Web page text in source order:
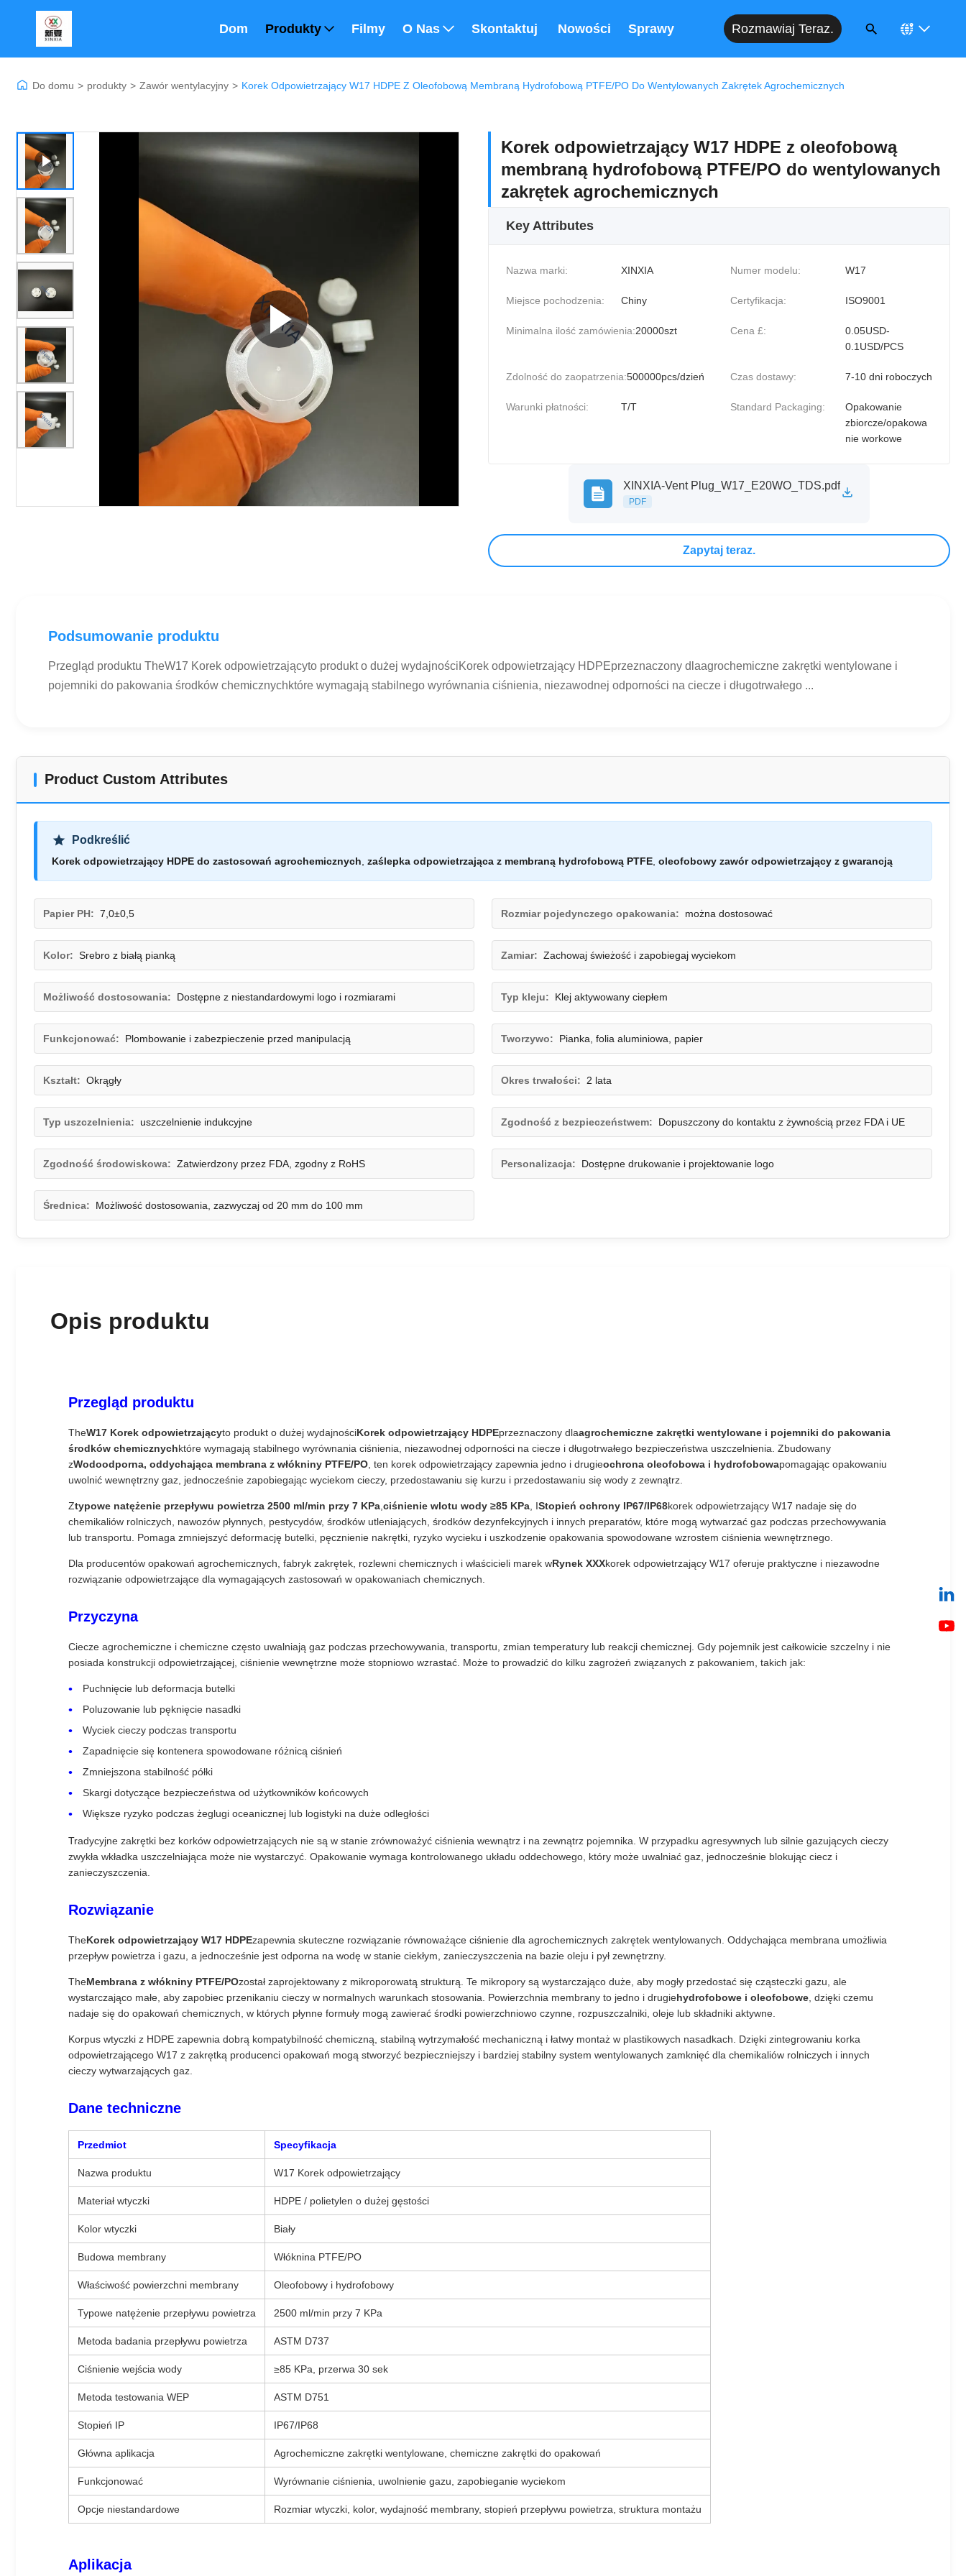
Dom Produkty Filmy O Nas Skontaktuj Się Z Nami
Nowości Sprawy Rozmawiaj Teraz.
Do domu > produkty > Zawór wentylacyjny > Korek Odpowietrzający W17 HDPE Z Oleofobową Membraną Hydrofobową PTFE/PO Do Wentylowanych Zakrętek Agrochemicznych
Korek odpowietrzający W17 HDPE z oleofobową
membraną hydrofobową PTFE/PO do wentylowanych
zakrętek agrochemicznych
Key Attributes
Nazwa marki: XINXIA Numer modelu: W17
Miejsce pochodzenia: Chiny Certyfikacja: ISO9001
Minimalna ilość zamówienia:20000szt Cena £:
0.05USD-
0.1USD/PCS
Zdolność do zaopatrzenia:500000pcs/dzień Czas dostawy: 7-10 dni roboczych
Warunki płatności: T/T Standard Packaging:
Opakowanie
zbiorcze/opakowa
nie workowe
XINXIA-Vent Plug_W17_E20WO_TDS.pdf
PDF
Zapytaj teraz.
Podsumowanie produktu
Przegląd produktu TheW17 Korek odpowietrzającyto produkt o dużej wydajnościKorek odpowietrzający HDPEprzeznaczony dlaagrochemiczne zakrętki wentylowane i
pojemniki do pakowania środków chemicznychktóre wymagają stabilnego wyrównania ciśnienia, niezawodnej odporności na ciecze i długotrwałego ...
Product Custom Attributes
Podkreślić
Korek odpowietrzający HDPE do zastosowań agrochemicznych zaślepka odpowietrzająca z membraną hydrofobową PTFE oleofobowy zawór odpowietrzający z gwarancją
Papier PH: 7,0±0,5 Rozmiar pojedynczego opakowania: można dostosować
Kolor: Srebro z białą pianką Zamiar: Zachowaj świeżość i zapobiegaj wyciekom
Możliwość dostosowania: Dostępne z niestandardowymi logo i rozmiarami Typ kleju: Klej aktywowany ciepłem
Funkcjonować: Plombowanie i zabezpieczenie przed manipulacją Tworzywo: Pianka, folia aluminiowa, papier
Kształt: Okrągły Okres trwałości: 2 lata
Typ uszczelnienia: uszczelnienie indukcyjne Zgodność z bezpieczeństwem: Dopuszczony do kontaktu z żywnością przez FDA i UE
Zgodność środowiskowa: Zatwierdzony przez FDA, zgodny z RoHS Personalizacja: Dostępne drukowanie i projektowanie logo
Średnica: Możliwość dostosowania, zazwyczaj od 20 mm do 100 mm
Opis produktu
Przegląd produktu
TheW17 Korek odpowietrzającyto produkt o dużej wydajnościKorek odpowietrzający HDPEprzeznaczony dlaagrochemiczne zakrętki wentylowane i pojemniki do pakowania
środków chemicznychktóre wymagają stabilnego wyrównania ciśnienia, niezawodnej odporności na ciecze i długotrwałego bezpieczeństwa uszczelnienia. Zbudowany
zWodoodporna, oddychająca membrana z włókniny PTFE/PO , ten korek odpowietrzający zapewnia jedno i drugieochrona oleofobowa i hydrofobowapomagając opakowaniu
uwolnić wewnętrzny gaz, jednocześnie zapobiegając wyciekom cieczy, przedostawaniu się kurzu i przedostawaniu się wody z zewnątrz.
Ztypowe natężenie przepływu powietrza 2500 ml/min przy 7 KPa ciśnienie wlotu wody ≥85 KPa , IStopień ochrony IP67/IP68korek odpowietrzający W17 nadaje się do
chemikaliów rolniczych, nawozów płynnych, pestycydów, środków utleniających, środków dezynfekcyjnych i innych preparatów, które mogą wytwarzać gaz podczas przechowywania
lub transportu. Pomaga zmniejszyć deformację butelki, pęcznienie nakrętki, ryzyko wycieku i uszkodzenie opakowania spowodowane wzrostem ciśnienia wewnętrznego.
Dla producentów opakowań agrochemicznych, fabryk zakrętek, rozlewni chemicznych i właścicieli marek wRynek XXXkorek odpowietrzający W17 oferuje praktyczne i niezawodne
rozwiązanie odpowietrzające dla wymagających zastosowań w opakowaniach chemicznych.
Przyczyna
Ciecze agrochemiczne i chemiczne często uwalniają gaz podczas przechowywania, transportu, zmian temperatury lub reakcji chemicznej. Gdy pojemnik jest całkowicie szczelny i nie
posiada konstrukcji odpowietrzającej, ciśnienie wewnętrzne może stopniowo wzrastać. Może to prowadzić do kilku zagrożeń związanych z pakowaniem, takich jak:
Puchnięcie lub deformacja butelki
Poluzowanie lub pęknięcie nasadki
Wyciek cieczy podczas transportu
Zapadnięcie się kontenera spowodowane różnicą ciśnień
Zmniejszona stabilność półki
Skargi dotyczące bezpieczeństwa od użytkowników końcowych
Większe ryzyko podczas żeglugi oceanicznej lub logistyki na duże odległości
Tradycyjne zakrętki bez korków odpowietrzających nie są w stanie zrównoważyć ciśnienia wewnątrz i na zewnątrz pojemnika. W przypadku agresywnych lub silnie gazujących cieczy
zwykła wkładka uszczelniająca może nie wystarczyć. Opakowanie wymaga kontrolowanego układu oddechowego, który może uwalniać gaz, jednocześnie blokując ciecz i
zanieczyszczenia.
Rozwiązanie
TheKorek odpowietrzający W17 HDPEzapewnia skuteczne rozwiązanie równoważące ciśnienie dla agrochemicznych zakrętek wentylowanych. Oddychająca membrana umożliwia
przepływ powietrza i gazu, a jednocześnie jest odporna na wodę w stanie ciekłym, zanieczyszczenia na bazie oleju i pył zewnętrzny.
TheMembrana z włókniny PTFE/POzostał zaprojektowany z mikroporowatą strukturą. Te mikropory są wystarczająco duże, aby mogły przedostać się cząsteczki gazu, ale
wystarczająco małe, aby zapobiec przenikaniu cieczy w normalnych warunkach stosowania. Powierzchnia membrany to jedno i drugiehydrofobowe i oleofobowe , dzięki czemu
nadaje się do opakowań chemicznych, w których płynne formuły mogą zawierać środki powierzchniowo czynne, rozpuszczalniki, oleje lub składniki aktywne.
Korpus wtyczki z HDPE zapewnia dobrą kompatybilność chemiczną, stabilną wytrzymałość mechaniczną i łatwy montaż w plastikowych nasadkach. Dzięki zintegrowaniu korka
odpowietrzającego W17 z zakrętką producenci opakowań mogą stworzyć bezpieczniejszy i bardziej stabilny system wentylowanych zamknięć dla chemikaliów rolniczych i innych
cieczy wytwarzających gaz.
Dane techniczne
Przedmiot Specyfikacja
Nazwa produktu W17 Korek odpowietrzający
Materiał wtyczki HDPE / polietylen o dużej gęstości
Kolor wtyczki Biały
Budowa membrany Włóknina PTFE/PO
Właściwość powierzchni membrany Oleofobowy i hydrofobowy
Typowe natężenie przepływu powietrza 2500 ml/min przy 7 KPa
Metoda badania przepływu powietrza ASTM D737
Ciśnienie wejścia wody ≥85 KPa, przerwa 30 sek
Metoda testowania WEP ASTM D751
Stopień IP IP67/IP68
Główna aplikacja Agrochemiczne zakrętki wentylowane, chemiczne zakrętki do opakowań
Funkcjonować Wyrównanie ciśnienia, uwolnienie gazu, zapobieganie wyciekom
Opcje niestandardowe Rozmiar wtyczki, kolor, wydajność membrany, stopień przepływu powietrza, struktura montażu
Aplikacja